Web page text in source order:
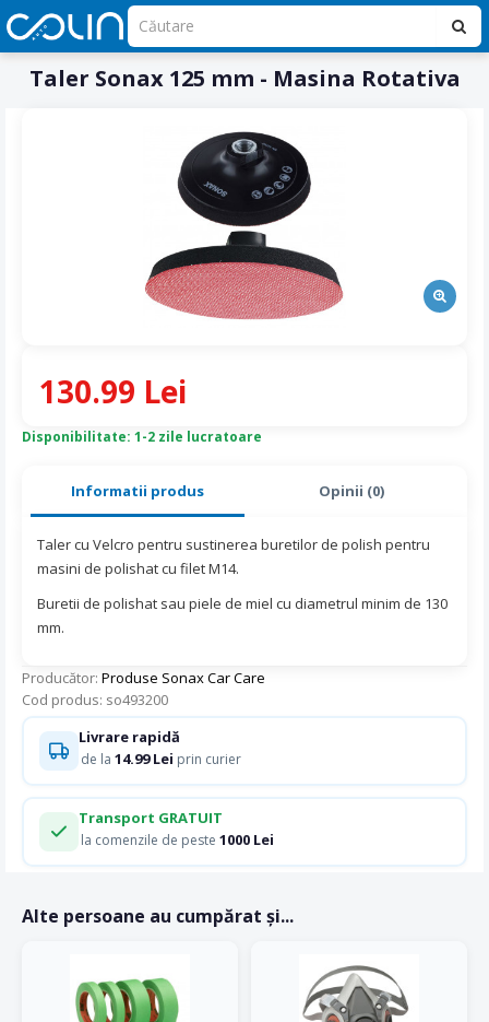
Taler Sonax 125 mm - Masina Rotativa
Informatii produs Opinii (0)
Taler cu Velcro pentru sustinerea buretilor de polish pentru
masini de polishat cu filet M14.
Buretii de polishat sau piele de miel cu diametrul minim de 130
mm.
Producător: Produse Sonax Car Care
Cod produs: so493200
Disponibilitate: 1-2 zile lucratoare
130.99 Lei
Livrare rapidă
de la 14.99 Lei prin curier
Transport GRATUIT
la comenzile de peste 1000 Lei
Alte persoane au cumpărat și...